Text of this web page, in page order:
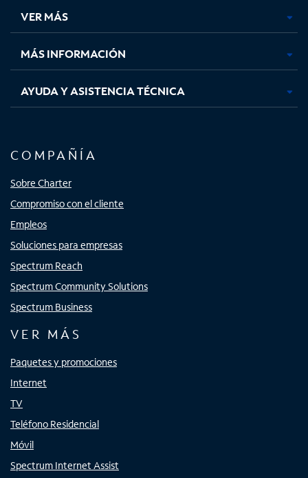
pestaña
nueva
pestaña
nueva
pestaña
nuevanueva
VER MÁS
MÁS INFORMACIÓN
AYUDA Y ASISTENCIA TÉCNICA
COMPAÑÍA
Sobre Charter
Compromiso con el cliente
Empleos
Soluciones para empresas
Spectrum Reach
Spectrum Community Solutions
Spectrum Business
VER MÁS
Paquetes y promociones
Internet
TV
Teléfono Residencial
Móvil
Spectrum Internet Assist